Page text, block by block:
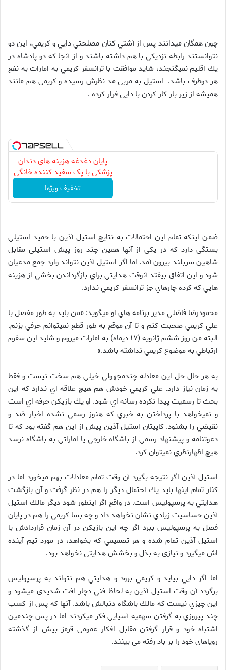
چون همگان ميدانند پس از آشتي كنان مصلحتي دايي و كريمي، اين دو
نتوانستند رابطه نزديكي با هم داشته باشند و از آنجا كه دو پادشاه در
يك اقليم نميگنجند، شايد موافقت با ترانسفر كريمي به امارات به نفع
هر دوطرف باشد. استیل به مربی مد نظرش رسیده و کریمی هم مانند
همیشه از زیر بار کار کردن با دایی فرار کرده .
پایان دغدغه هزینه های دندان
پزشکی با پک سفید کننده خانگی
تخفیف ویژه!
ضمن اينكه تمام اين احتمالات به نتايج استيل آذين با حميد استيلي
بستگی دارد که در یکی از آنها همین چند روز پیش استیلی مقابل
شاهین سربلند بیرون آمد. اما اگر استیل آذین نتواند وارد جمع مدعیان
شود و این اتفاق بيفتد آنوقت هدايتي براي بازگرداندن بخشي از هزينه
هايي كه كرده چارهاي جز ترانسفر كريمي ندارد.
محمودرضا فاضلي مدير برنامه هاي او ميگويد: «من بايد به طور مفصل با
علي كريمي صحبت كنم و تا آن موقع به طور قطع نميتوانم حرفي بزنم.
البته من روز ششم ژانويه (۱۷ ديماه) به امارات ميروم و شايد اين سفرم
ارتباطي به موضوع كريمي نداشته باشد.»
به هر حال حل اين معادله چندمجهولي خيلي هم سخت نيست و فقط
به زمان نياز دارد. علي كريمي خودش هم هيچ علاقه اي ندارد كه اين
بحث تا رسميت پيدا نكرده رسانه اي شود. او يك بازيكن حرفه اي است
و نميخواهد با پرداختن به خبري كه هنوز رسمي نشده اخبار ضد و
نقيضي را بشنود. كاپيتان استيل آذين پيش از اين هم گفته بود كه تا
دعوتنامه و پيشنهاد رسمي از باشگاه خارجي يا اماراتي به باشگاه نرسد
هيچ اظهارنظري نميتوان كرد.
استيل آذين اگر نتيجه بگيرد آن وقت تمام معادلات بهم ميخورد اما در
كنار تمام اينها بايد يك احتمال ديگر را هم در نظر گرفت و آن بازگشت
هدايتي به پرسپوليس است. در واقع اگر اينطور شود ديگر مالك استيل
آذين حساسيت زيادي نشان نخواهد داد و چه بسا كريمي را هم در پايان
فصل به پرسپوليس ببرد اگر چه اين بازيكن در آن زمان قراردادش با
استيل آذين تمام شده و هر تصميمي كه بخواهد، در مورد تيم آينده
اش ميگيرد و نیازی به بذل و بخشش هدایتی نخواهد بود.
اما اگر دايي بيايد و كريمي برود و هدايتي هم نتواند به پرسپوليس
برگردد آن وقت استيل آذين به لحاظ فني دچار افت شدیدی ميشود و
اين چيزي نيست كه مالك باشگاه دنبالش باشد. آنها كه پس از كسب
چند پيروزي به گرفتن سهميه آسيايي فكر ميكردند اما در پس چندمین
اشتباه خود و قرار گرفتن مقابل افکار عمومی قرمز بیش از گذشته
رویاهای خود را بر باد رفته می بینند.